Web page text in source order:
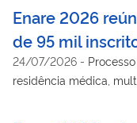
Enare 2026
de 95 mil
24/07/2026 -
residência médica,